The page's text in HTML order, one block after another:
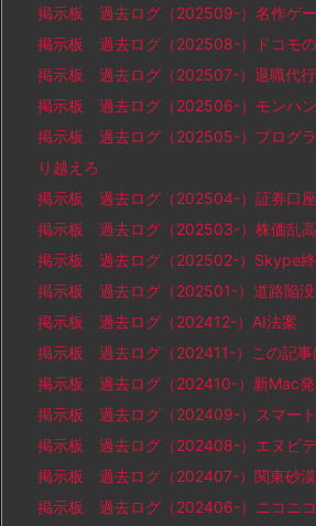
掲示板 過去ログ（202509-）名作ゲー
掲示板 過去ログ（202508-）ドコモ
掲示板 過去ログ（202507-）退職代
掲示板 過去ログ（202506-）モンハ
掲示板 過去ログ（202505-）プログ
り越えろ
掲示板 過去ログ（202504-）証券口
掲示板 過去ログ（202503-）株価乱
掲示板 過去ログ（202502-）Skype終
掲示板 過去ログ（202501-）道路陥没
掲示板 過去ログ（202412-）AI法案
掲示板 過去ログ（202411-）この記事
掲示板 過去ログ（202410-）新Mac発
掲示板 過去ログ（202409-）スマー
掲示板 過去ログ（202408-）エヌビ
掲示板 過去ログ（202407-）関東砂漠
掲示板 過去ログ（202406-）ニコニ